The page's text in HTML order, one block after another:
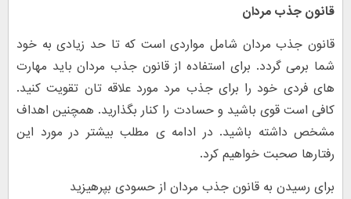
قانون جذب مردان
قانون جذب مردان شامل مواردی است که تا حد زیادی به خود
شما برمی گردد. برای استفاده از قانون جذب مردان باید مهارت
های فردی خود را برای جذب مرد مورد علاقه تان تقویت کنید.
کافی است قوی باشید و حسادت را کنار بگذارید. همچنین اهداف
مشخص داشته باشید. در ادامه ی مطلب بیشتر در مورد این
رفتارها صحبت خواهیم کرد.
برای رسیدن به قانون جذب مردان از حسودی بپرهیزید